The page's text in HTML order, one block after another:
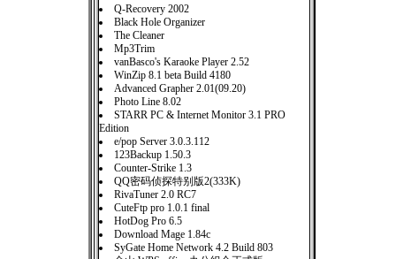
Q-Recovery 2002
Black Hole Organizer
The Cleaner
Mp3Trim
vanBasco's Karaoke Player 2.52
WinZip 8.1 beta Build 4180
Advanced Grapher 2.01(09.20)
Photo Line 8.02
STARR PC & Internet Monitor 3.1 PRO
Edition
e/pop Server 3.0.3.112
123Backup 1.50.3
Counter-Strike 1.3
QQ密码侦探特别版2(333K)
RivaTuner 2.0 RC7
CuteFtp pro 1.0.1 final
HotDog Pro 6.5
Download Mage 1.84c
SyGate Home Network 4.2 Build 803